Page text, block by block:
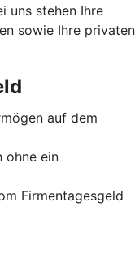
uns stehen Ihre
sowie Ihre privaten
auf dem
ohne ein
Firmentagesgeld